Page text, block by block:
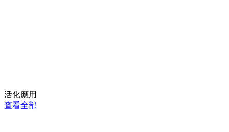
活化應用
查看全部